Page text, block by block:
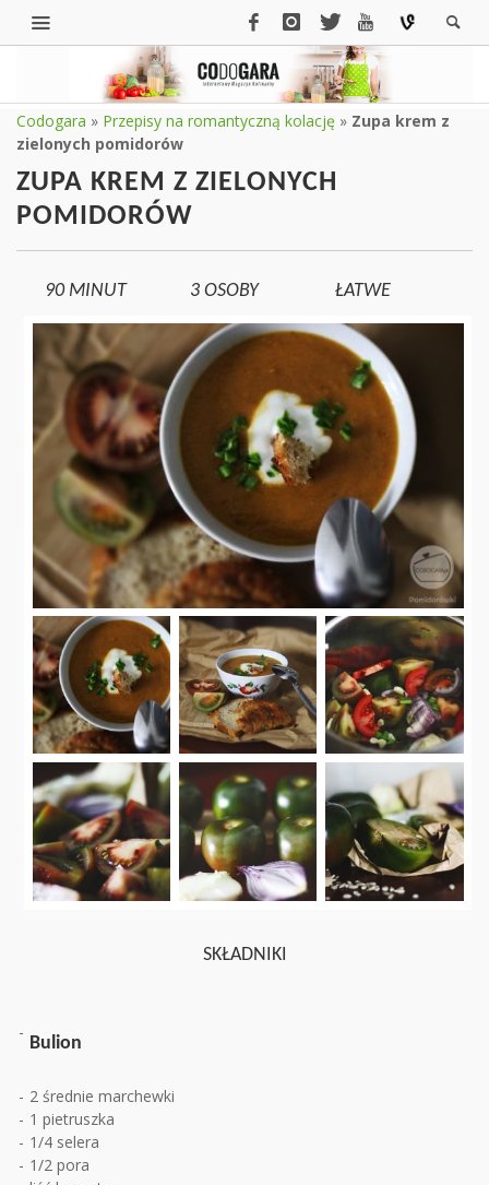
Codogara » Przepisy na romantyczną kolację » Zupa krem z
zielonych pomidorów
ZUPA KREM Z ZIELONYCH
POMIDORÓW
90 MINUT 3 OSOBY ŁATWE
SKŁADNIKI
Bulion
2 średnie marchewki
1 pietruszka
1/4 selera
1/2 pora